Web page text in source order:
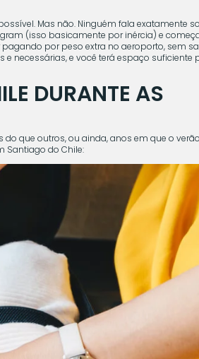
Mas não. Ninguém fala exatamente
(isso basicamente por inércia) e
por peso extra no aeroporto, sem
necessárias, e você terá espaço suficiente
DURANTE AS
que outros, ou ainda, anos em que o
Santiago do Chile: